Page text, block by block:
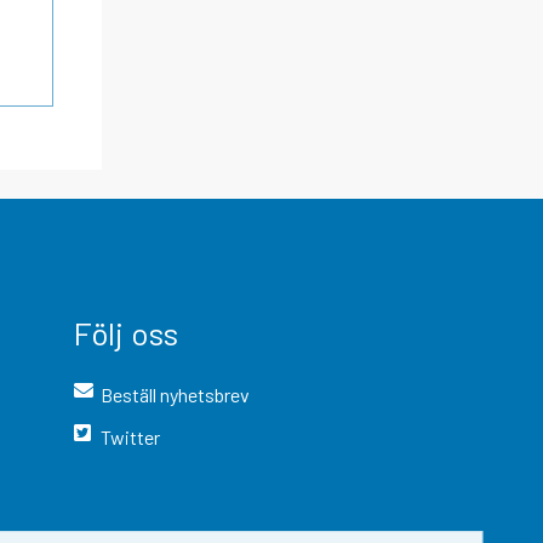
Följ oss
Beställ nyhetsbrev
Twitter